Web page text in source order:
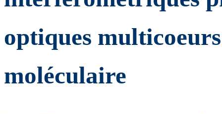
optiques
moléculaire